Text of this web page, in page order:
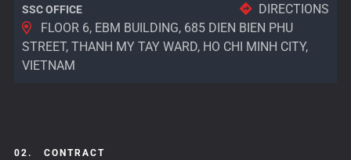
SSC OFFICE
DIRECTIONS
FLOOR 6, EBM BUILDING, 685 DIEN BIEN PHU
STREET, THANH MY TAY WARD, HO CHI MINH CITY,
VIETNAM
02. CONTRACT